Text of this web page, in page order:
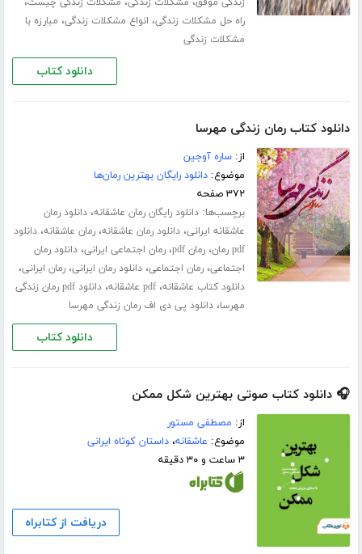
زندگی موفق مشکلات زندگی مشکلات زندگی چیست
راه حل مشکلات زندگی، انواع مشکلات زندگی، مبارزه با
مشکلات زندگی
دانلود کتاب
دانلود کتاب رمان زندگی مهرسا
از:ساره آوجین
موضوع:دانلود رایگان بهترین رمان‌ها
۳۷۲ صفحه
برچسب‌ها:دانلود رایگان رمان عاشقانه،دانلود رمان
عاشقانه ایرانی،دانلود رمان عاشقانه،رمان عاشقانه،دانلود
pdf رمان
،رمان pdf ،رمان اجتماعی ایرانی،دانلود رمان
اجتماعی،رمان اجتماعی،دانلود رمان ایرانی،رمان ایرانی،
دانلود کتاب عاشقانه،pdf عاشقانه ،
دانلود pdf رمان زندگی
مهرسا،دانلود پی دی اف رمان زندگی مهرسا
دانلود کتاب
🎧 دانلود کتاب صوتی بهترین شکل ممکن
از: مصطفی مستور
موضوع: عاشقانه،داستان کوتاه ایرانی
۳ ساعت و ۳۰ دقیقه
دریافت از کتابراه